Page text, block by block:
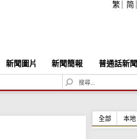
繁 简
新聞圖片 新聞簡報 普通話新聞
S
e
c
全部 本地